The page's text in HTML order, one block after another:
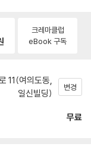
크레마클럽
eBook 구독
11(여의도동,
일신빌딩)
변경
무료